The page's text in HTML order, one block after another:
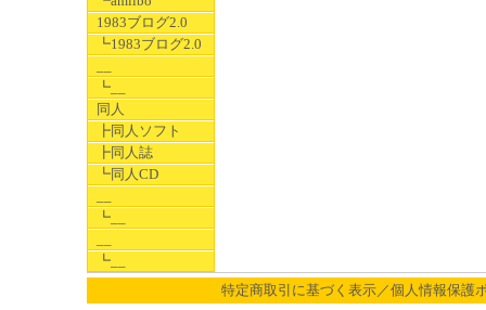
1983ブログ2.0
┗1983ブログ2.0
┗__
同人
┣同人ソフト
┣同人誌
┗同人CD
┗__
┗__
特定商取引に基づく表示／個人情報保護